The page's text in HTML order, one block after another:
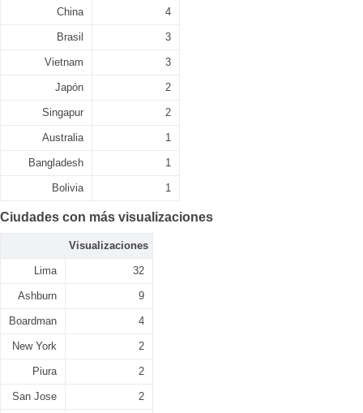
China 4
Brasil 3
Vietnam 3
Japón 2
Singapur 2
Australia 1
Bangladesh 1
Bolivia 1
Ciudades con más visualizaciones
Visualizaciones
Lima 32
Ashburn 9
Boardman 4
New York 2
Piura 2
San Jose 2